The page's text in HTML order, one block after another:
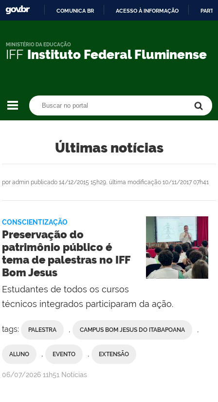
CONTEÚDO
COMUNICA BR ACESSO À INFORMAÇÃO
IFF Instituto Federal Fluminense
MINISTÉRIO DA EDUCAÇÃO
Últimas notícias
por admin publicado 14/12/2015 15h29, última modificação 10/11/2017 07h41
CONSCIENTIZAÇÃO
Preservação do
patrimônio público é
tema de palestras no IFF
Bom Jesus
Estudantes de todos os cursos
técnicos integrados participaram da ação.
tags: PALESTRA , CAMPUS BOM JESUS DO ITABAPOANA ,
ALUNO , EVENTO , EXTENSÃO
por
publicado
06/07/2026 11h51 Notícias